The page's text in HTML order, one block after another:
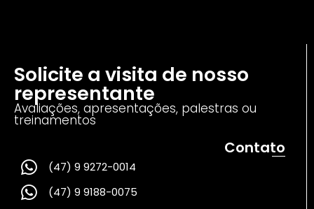
Solicite a visita de nosso
representante
Avaliações, apresentações, palestras ou
treinamentos
Contato
(47) 9 9272-0014
(47) 9 9188-0075